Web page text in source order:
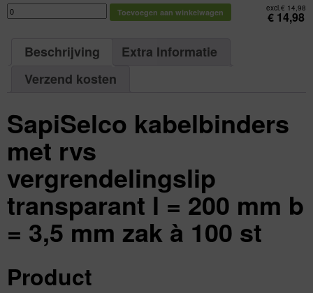
excl.€ 14,98
€ 14,98
SapiSelco
kabelbinders
met
zak
à
100
st
Aantal
1
Toevoegen aan winkelwagen
Beschrijving
Extra Informatie
Verzend kosten
SapiSelco kabelbinders
met rvs
vergrendelingslip
transparant l = 200 mm b
= 3,5 mm zak à 100 st
Product